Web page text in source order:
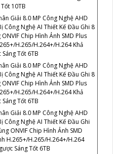
10TB
Giải 8.0 MP Công Nghệ AHD
Công Nghệ AI Thiết Kế Đầu Ghi 8
Chip Hình Ảnh SMD Plus
H.265/H.264+/H.264 Khả
Tốt 6TB
Giải 8.0 MP Công Nghệ AHD
Công Nghệ AI Thiết Kế Đầu Ghi 8
Chip Hình Ảnh SMD Plus
H.265/H.264+/H.264 Khả
Tốt 6TB
Giải 8.0 MP Công Nghệ AHD
Công Nghệ AI Thiết Kế Đầu Ghi
ONVIF Chip Hình Ảnh SMD
H.265+/H.265/H.264+/H.264
Sáng Tốt 6TB